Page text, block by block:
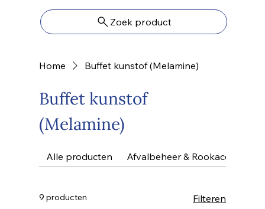
Zoek product
Home Buffet kunstof (Melamine)
Buffet kunstof
(Melamine)
Alle producten Afvalbeheer & Rookaccessoires
9 producten Filteren